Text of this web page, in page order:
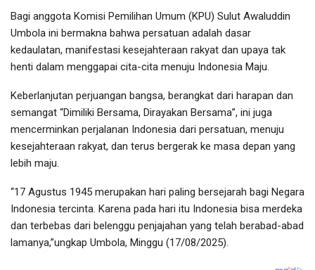
Bagi anggota Komisi Pemilihan Umum (KPU) Sulut Awaluddin
Umbola ini bermakna bahwa persatuan adalah dasar
kedaulatan, manifestasi kesejahteraan rakyat dan upaya tak
henti dalam menggapai cita-cita menuju Indonesia Maju.
Keberlanjutan perjuangan bangsa, berangkat dari harapan dan
semangat “Dimiliki Bersama, Dirayakan Bersama”, ini juga
mencerminkan perjalanan Indonesia dari persatuan, menuju
kesejahteraan rakyat, dan terus bergerak ke masa depan yang
lebih maju.
“17 Agustus 1945 merupakan hari paling bersejarah bagi Negara
Indonesia tercinta. Karena pada hari itu Indonesia bisa merdeka
dan terbebas dari belenggu penjajahan yang telah berabad-abad
lamanya,”ungkap Umbola, Minggu (17/08/2025).